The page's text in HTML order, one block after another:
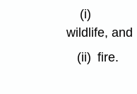
(i)
wildlife, and
(ii) fire.